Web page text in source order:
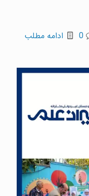
0 ادامه مطلب